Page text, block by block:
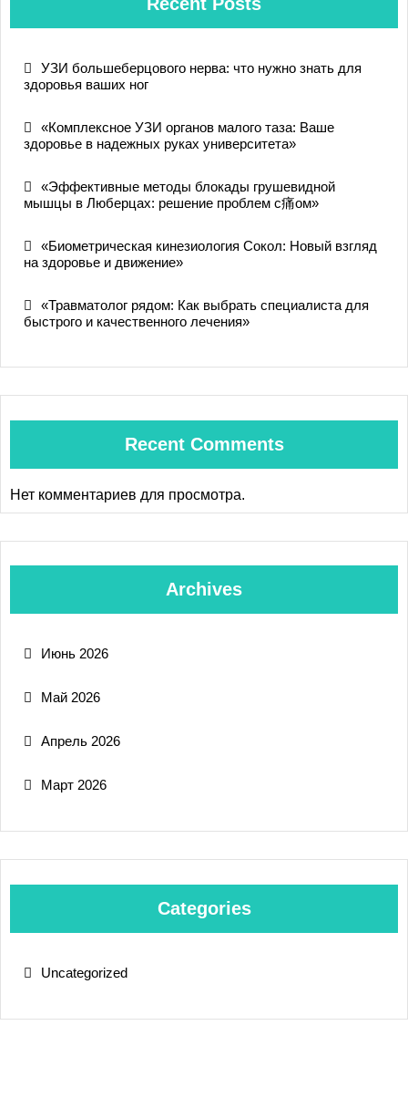
УЗИ большеберцового нерва: что нужно знать для
здоровья ваших ног
«Комплексное УЗИ органов малого таза: Ваше
здоровье в надежных руках университета»
«Эффективные методы блокады грушевидной
мышцы в Люберцах: решение проблем с痛ом»
«Биометрическая кинезиология Сокол: Новый взгляд
на здоровье и движение»
«Травматолог рядом: Как выбрать специалиста для
быстрого и качественного лечения»
Recent Comments
Нет комментариев для просмотра.
Archives
Июнь 2026
Май 2026
Апрель 2026
Март 2026
Categories
Uncategorized